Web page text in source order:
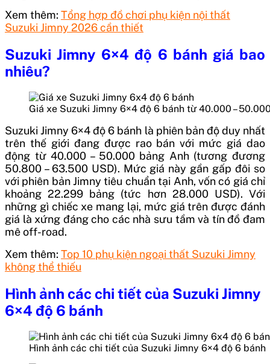
Xem thêm: Tổng hợp đồ chơi phụ kiện nội thất
Suzuki Jimny 2026 cần thiết
Suzuki Jimny 6×4 độ 6 bánh giá bao
nhiêu?
Giá xe Suzuki Jimny 6×4 độ 6 bánh từ 40.000 –
Suzuki Jimny 6×4 độ 6 bánh là phiên bản độ duy nhất
trên thế giới đang được rao bán với mức giá dao
động từ 40.000 – 50.000 bảng Anh (tương đương
50.800 – 63.500 USD). Mức giá này gần gấp đôi so
với phiên bản Jimny tiêu chuẩn tại Anh, vốn có giá chỉ
khoảng 22.299 bảng (tức hơn 28.000 USD). Với
những gì chiếc xe mang lại, mức giá trên được đánh
giá là xứng đáng cho các nhà sưu tầm và tín đồ đam
mê off-road.
Xem thêm: Top 10 phụ kiện ngoại thất Suzuki Jimny
không thể thiếu
Hình ảnh các chi tiết của Suzuki Jimny
6×4 độ 6 bánh
Hình ảnh các chi tiết của Suzuki Jimny 6×4 độ 6 bánh